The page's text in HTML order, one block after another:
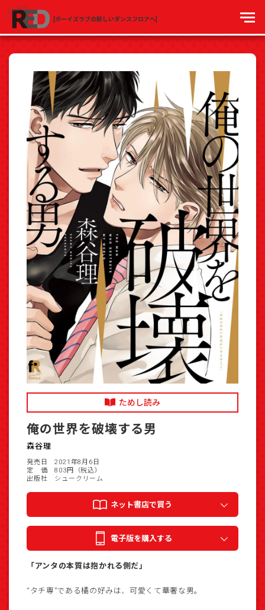
[ボーイズラブの新しいダンスフロアへ]
ためし読み
俺の世界を破壊する男
森谷理
発売日 2021年8月6日
定 価 803円（税込）
出版社 シュークリーム
ネット書店で買う
電子版を購入する
「アンタの本質は抱かれる側だ」
“タチ専”である橘の好みは、可愛くて華奢な男。